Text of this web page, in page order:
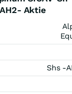
Aktie
Shs -